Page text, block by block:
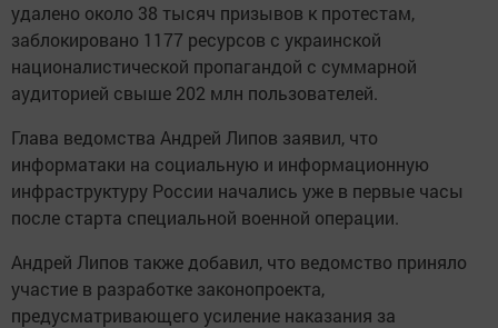
удалено около 38 тысяч призывов к протестам,
заблокировано 1177 ресурсов с украинской
националистической пропагандой с суммарной
аудиторией свыше 202 млн пользователей.
Глава ведомства Андрей Липов заявил, что
информатаки на социальную и информационную
инфраструктуру России начались уже в первые часы
после старта специальной военной операции.
Андрей Липов также добавил, что ведомство приняло
участие в разработке законопроекта,
предусматривающего усиление наказания за